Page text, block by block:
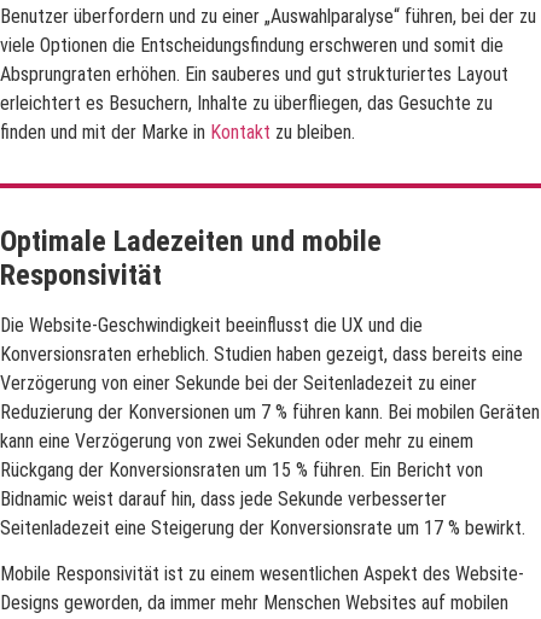
Benutzer überfordern und zu einer „Auswahlparalyse“ führen, bei der zu
viele Optionen die Entscheidungsfindung erschweren und somit die
Absprungraten erhöhen. Ein sauberes und gut strukturiertes Layout
erleichtert es Besuchern, Inhalte zu überfliegen, das Gesuchte zu
finden und mit der Marke in Kontakt zu bleiben.
Optimale Ladezeiten und mobile
Responsivität
Die Website-Geschwindigkeit beeinflusst die UX und die
Konversionsraten erheblich. Studien haben gezeigt, dass bereits eine
Verzögerung von einer Sekunde bei der Seitenladezeit zu einer
Reduzierung der Konversionen um 7 % führen kann. Bei mobilen Geräten
kann eine Verzögerung von zwei Sekunden oder mehr zu einem
Rückgang der Konversionsraten um 15 % führen. Ein Bericht von
Bidnamic weist darauf hin, dass jede Sekunde verbesserter
Seitenladezeit eine Steigerung der Konversionsrate um 17 % bewirkt.
Mobile Responsivität ist zu einem wesentlichen Aspekt des Website-
Designs geworden, da immer mehr Menschen Websites auf mobilen